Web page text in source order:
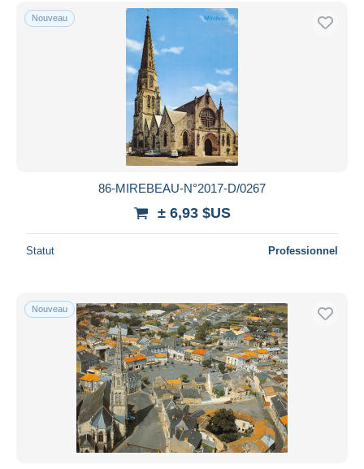
Uniquement en réduction
Livraison gratuite
Méthodes de paiement
Virement bancaire
Mastercard
iDeal
Monde entier
Appliquer
Nouveau
86-MIREBEAU-N°2017-D/0267
± 6,93 $US
Statut Professionnel
Nouveau